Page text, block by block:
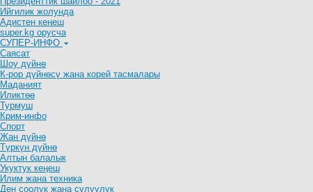
Ийгилик жолунда
Адистен кеңеш
super.kg орусча
СУПЕР-ИНФО
Саясат
Шоу дүйнө
К-рор дүйнөсү жана корей тасмалары
Маданият
Иликтөө
Турмуш
Крим-инфо
Спорт
Жан дүйнө
Түркүн дүйнө
Алтын балалык
Укуктук кеӊеш
Илим жана техника
Ден соолук жана сулуулук